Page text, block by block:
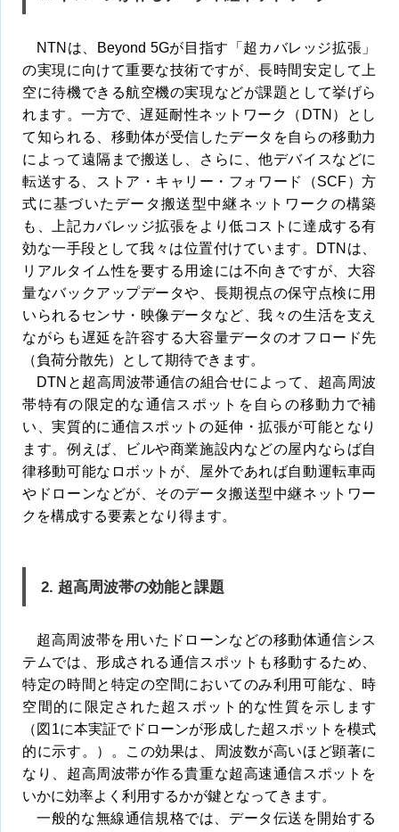
NTNは、Beyond 5Gが目指す「超カバレッジ拡張」
の実現に向けて重要な技術ですが、長時間安定して上
空に待機できる航空機の実現などが課題として挙げら
れます。一方で、遅延耐性ネットワーク（DTN）とし
て知られる、移動体が受信したデータを自らの移動力
によって遠隔まで搬送し、さらに、他デバイスなどに
転送する、ストア・キャリー・フォワード（SCF）方
式に基づいたデータ搬送型中継ネットワークの構築
も、上記カバレッジ拡張をより低コストに達成する有
効な一手段として我々は位置付けています。DTNは、
リアルタイム性を要する用途には不向きですが、大容
量なバックアップデータや、長期視点の保守点検に用
いられるセンサ・映像データなど、我々の生活を支え
ながらも遅延を許容する大容量データのオフロード先
（負荷分散先）として期待できます。
DTNと超高周波帯通信の組合せによって、超高周波
帯特有の限定的な通信スポットを自らの移動力で補
い、実質的に通信スポットの延伸・拡張が可能となり
ます。例えば、ビルや商業施設内などの屋内ならば自
律移動可能なロボットが、屋外であれば自動運転車両
やドローンなどが、そのデータ搬送型中継ネットワー
クを構成する要素となり得ます。
2. 超高周波帯の効能と課題
超高周波帯を用いたドローンなどの移動体通信シス
テムでは、形成される通信スポットも移動するため、
特定の時間と特定の空間においてのみ利用可能な、時
空間的に限定された超スポット的な性質を示します
（図1に本実証でドローンが形成した超スポットを模式
的に示す。）。この効果は、周波数が高いほど顕著に
なり、超高周波帯が作る貴重な超高速通信スポットを
いかに効率よく利用するかが鍵となってきます。
一般的な無線通信規格では、データ伝送を開始する